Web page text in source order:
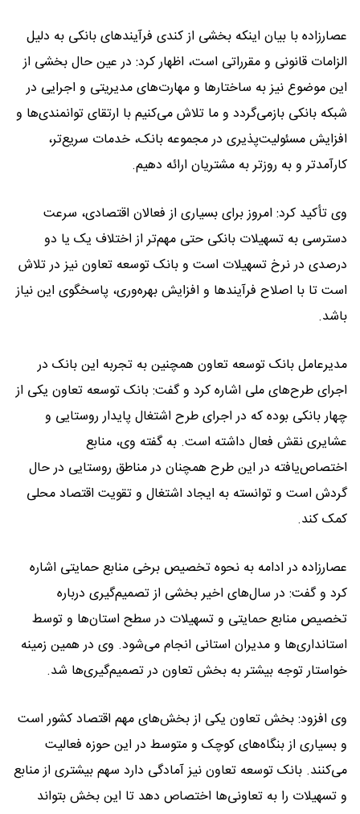
عصارزاده با بیان اینکه بخشی از کندی فرآیندهای بانکی به دلیل
الزامات قانونی و مقرراتی است، اظهار کرد: در عین حال بخشی از
این موضوع نیز به ساختارها و مهارت‌های مدیریتی و اجرایی در
شبکه بانکی بازمی‌گردد و ما تلاش می‌کنیم با ارتقای توانمندی‌ها و
افزایش مسئولیت‌پذیری در مجموعه بانک، خدمات سریع‌تر،
کارآمدتر و به روزتر به مشتریان ارائه دهیم.
وی تأکید کرد: امروز برای بسیاری از فعالان اقتصادی، سرعت
دسترسی به تسهیلات بانکی حتی مهم‌تر از اختلاف یک یا دو
درصدی در نرخ تسهیلات است و بانک توسعه تعاون نیز در تلاش
است تا با اصلاح فرآیندها و افزایش بهره‌وری، پاسخگوی این نیاز
باشد.
مدیرعامل بانک توسعه تعاون همچنین به تجربه این بانک در
اجرای طرح‌های ملی اشاره کرد و گفت: بانک توسعه تعاون یکی از
چهار بانکی بوده که در اجرای طرح اشتغال پایدار روستایی و
عشایری نقش فعال داشته است. به گفته وی، منابع
اختصاص‌یافته در این طرح همچنان در مناطق روستایی در حال
گردش است و توانسته به ایجاد اشتغال و تقویت اقتصاد محلی
کمک کند.
عصارزاده در ادامه به نحوه تخصیص برخی منابع حمایتی اشاره
کرد و گفت: در سال‌های اخیر بخشی از تصمیم‌گیری درباره
تخصیص منابع حمایتی و تسهیلات در سطح استان‌ها و توسط
استانداری‌ها و مدیران استانی انجام می‌شود. وی در همین زمینه
خواستار توجه بیشتر به بخش تعاون در تصمیم‌گیری‌ها شد.
وی افزود: بخش تعاون یکی از بخش‌های مهم اقتصاد کشور است
و بسیاری از بنگاه‌های کوچک و متوسط در این حوزه فعالیت
می‌کنند. بانک توسعه تعاون نیز آمادگی دارد سهم بیشتری از منابع
و تسهیلات را به تعاونی‌ها اختصاص دهد تا این بخش بتواند